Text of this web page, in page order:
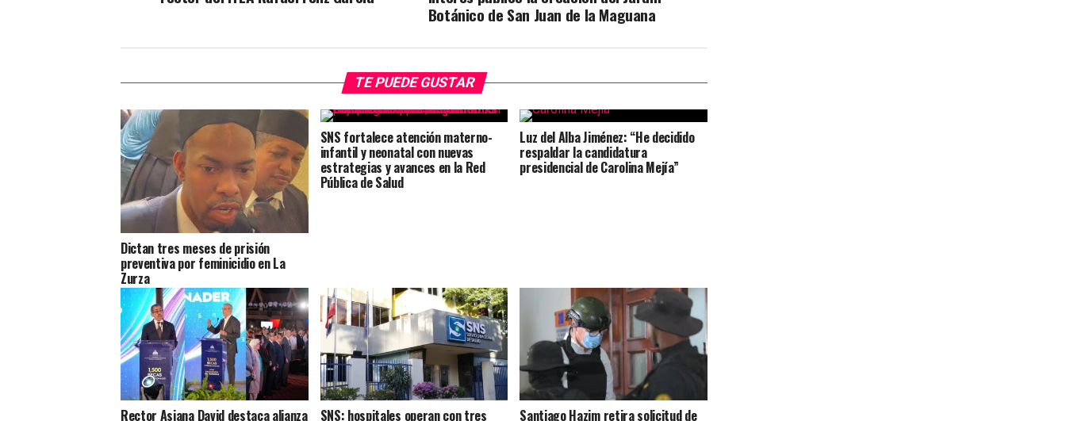
Botánico de San Juan de la Maguana
TE PUEDE GUSTAR
Dictan tres meses de prisión
preventiva por feminicidio en La
Zurza
SNS fortalece atención materno-
infantil y neonatal con nuevas
estrategias y avances en la Red
Pública de Salud
Luz del Alba Jiménez: “He decidido
respaldar la candidatura
presidencial de Carolina Mejía”
Rector Asjana David destaca alianza SNS: hospitales operan con tres Santiago Hazim retira solicitud de